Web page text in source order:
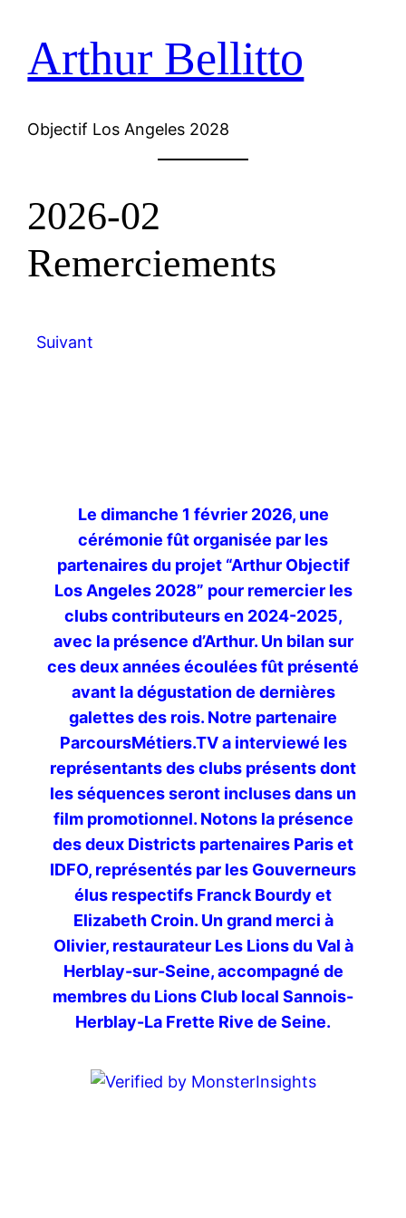
Arthur Bellitto
Objectif Los Angeles 2028
2026-02
Remerciements
Suivant
Le dimanche 1 février 2026, une
cérémonie fût organisée par les
partenaires du projet “Arthur Objectif
Los Angeles 2028” pour remercier les
clubs contributeurs en 2024-2025,
avec la présence d’Arthur. Un bilan sur
ces deux années écoulées fût présenté
avant la dégustation de dernières
galettes des rois. Notre partenaire
ParcoursMétiers.TV a interviewé les
représentants des clubs présents dont
les séquences seront incluses dans un
film promotionnel. Notons la présence
des deux Districts partenaires Paris et
IDFO, représentés par les Gouverneurs
élus respectifs Franck Bourdy et
Elizabeth Croin. Un grand merci à
Olivier, restaurateur Les Lions du Val à
Herblay-sur-Seine, accompagné de
membres du Lions Club local Sannois-
Herblay-La Frette Rive de Seine.